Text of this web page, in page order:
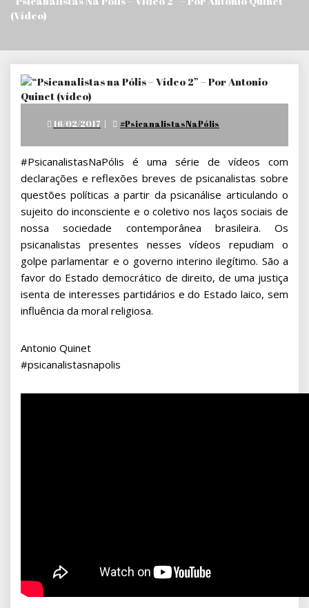
(vídeo)
Posted
16/02/2017 #PsicanalistasNaPólis
#PsicanalistasNaPólis é uma série de vídeos com
declarações e reflexões breves de psicanalistas sobre
questões políticas a partir da psicanálise articulando o
sujeito do inconsciente e o coletivo nos laços sociais de
nossa sociedade contemporânea brasileira. Os
psicanalistas presentes nesses vídeos repudiam o
golpe parlamentar e o governo interino ilegítimo. São a
favor do Estado democrático de direito, de uma justiça
isenta de interesses partidários e do Estado laico, sem
influência da moral religiosa.
Antonio Quinet
#psicanalistasnapolis